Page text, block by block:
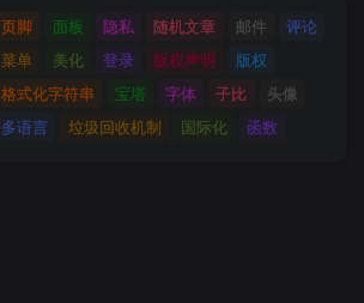
页脚 面板 隐私 随机文章 邮件
评论
菜单
美化 登录 版权声明
版权
格式化字符串
宝塔 字体 子比
头像
多语言
垃圾回收机制 国际化 函数